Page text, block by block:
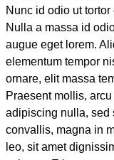
Nunc id odio ut
Nulla a massa id
augue eget lorem.
elementum tempor
ornare, elit massa
Praesent mollis,
adipiscing nulla, sed
convallis, magna in
leo, sit amet